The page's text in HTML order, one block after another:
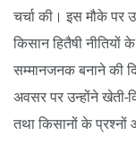
चर्चा की। इस मौके पर
किसान हितैषी
सम्मानजनक बनाने की
अवसर पर उन्होंने खेती-
तथा किसानों के प्रश्नों